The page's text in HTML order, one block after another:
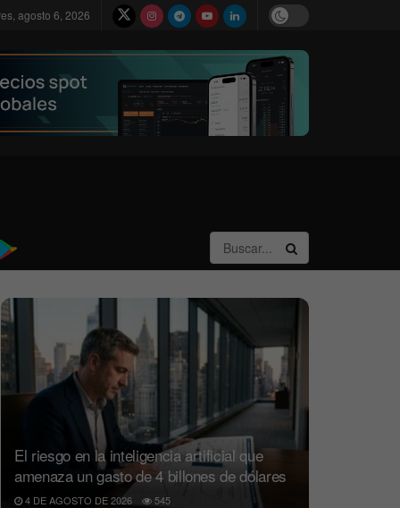
agosto 6, 2026
El riesgo en la inteligencia artificial que
amenaza un gasto de 4 billones de dólares
4 DE AGOSTO DE 2026 545